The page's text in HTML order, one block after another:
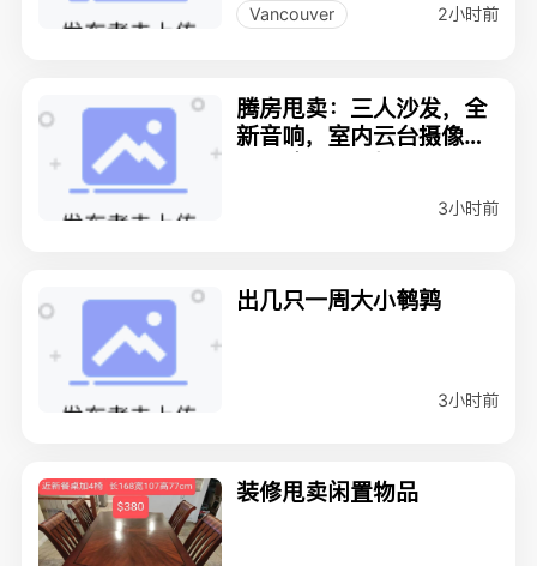
Vancouver 2小时前
腾房甩卖：三人沙发，全
新音响，室内云台摄像
3小时前
出几只一周大小鹌鹑
3小时前
装修甩卖闲置物品